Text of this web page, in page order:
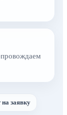
заявку